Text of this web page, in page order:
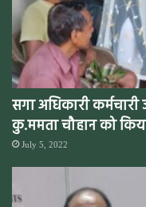
सगा अधिकारी
कु.ममता चौहान को
July 5, 2022